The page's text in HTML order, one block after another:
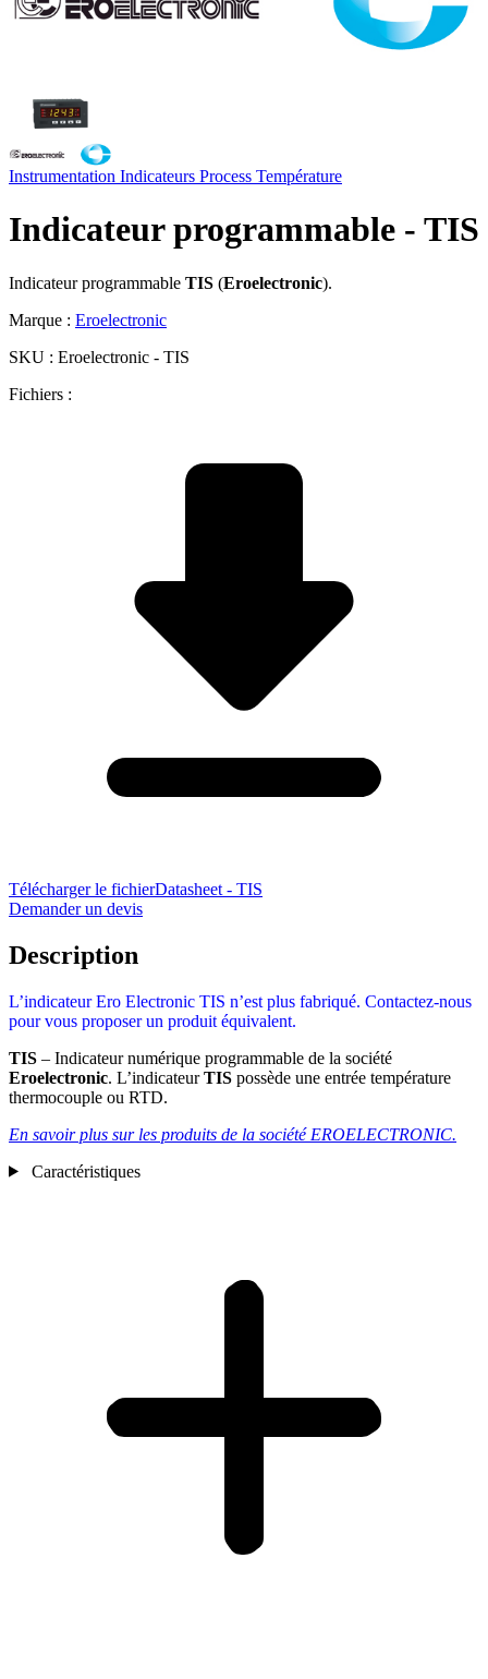
Instrumentation Indicateurs Process Température
Indicateur programmable - TIS
Indicateur programmable TIS (Eroelectronic).
Marque : Eroelectronic
SKU : Eroelectronic - TIS
Fichiers :
Télécharger le fichierDatasheet - TIS
Demander un devis
Description
L’indicateur Ero Electronic TIS n’est plus fabriqué. Contactez-nous
pour vous proposer un produit équivalent.
TIS – Indicateur numérique programmable de la société
Eroelectronic. L’indicateurTIS possède une entrée température
thermocouple ou RTD.
En savoir plus sur les produits de la société EROELECTRONIC.
Caractéristiques